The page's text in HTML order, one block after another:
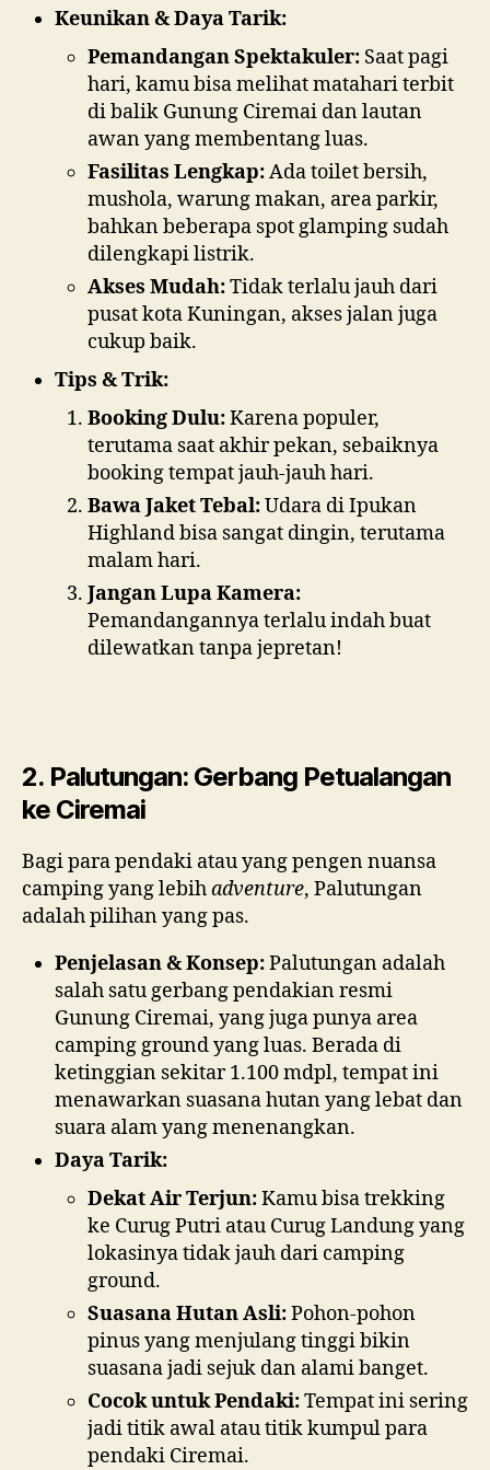
Keunikan & Daya Tarik:
Pemandangan Spektakuler: Saat pagi
hari, kamu bisa melihat matahari terbit
di balik Gunung Ciremai dan lautan
awan yang membentang luas.
Fasilitas Lengkap:Ada toilet bersih,
mushola, warung makan, area parkir,
bahkan beberapa spot glamping sudah
dilengkapi listrik.
Akses Mudah:Tidak terlalu jauh dari
pusat kota Kuningan, akses jalan juga
cukup baik.
Tips & Trik:
Booking Dulu:Karena populer,
terutama saat akhir pekan, sebaiknya
booking tempat jauh-jauh hari.
Bawa Jaket Tebal:Udara di Ipukan
Highland bisa sangat dingin, terutama
malam hari.
Jangan Lupa Kamera:
Pemandangannya terlalu indah buat
dilewatkan tanpa jepretan!
2. Palutungan: Gerbang Petualangan
ke Ciremai
Bagi para pendaki atau yang pengen nuansa
camping yang lebihadventure, Palutungan
adalah pilihan yang pas.
Penjelasan & Konsep:Palutungan adalah
salah satu gerbang pendakian resmi
Gunung Ciremai, yang juga punya area
camping ground yang luas. Berada di
ketinggian sekitar 1.100 mdpl, tempat ini
menawarkan suasana hutan yang lebat dan
suara alam yang menenangkan.
W
A
L
V
E
l
i
n
k
Daya Tarik:
Dekat Air Terjun:Kamu bisa trekking
ke Curug Putri atau Curug Landung yang
lokasinya tidak jauh dari camping
ground.
Suasana Hutan Asli:Pohon-pohon
pinus yang menjulang tinggi bikin
suasana jadi sejuk dan alami banget.
Cocok untuk Pendaki:Tempat ini sering
jadi titik awal atau titik kumpul para
pendaki Ciremai.